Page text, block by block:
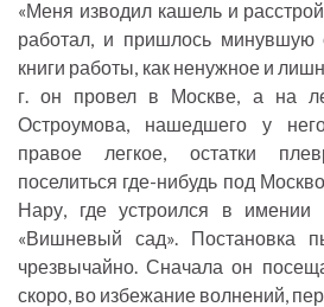
«Меня изводил кашель и
работал, и пришлось минувшую
книги работы, как ненужное и
г. он провел в Москве, а на
Остроумова, нашедшего у
правое легкое, остатки
поселиться где-нибудь под
Нару, где устроился в имении
«Вишневый сад». Постановка
чрезвычайно. Сначала он
скоро, во избежание волнений,